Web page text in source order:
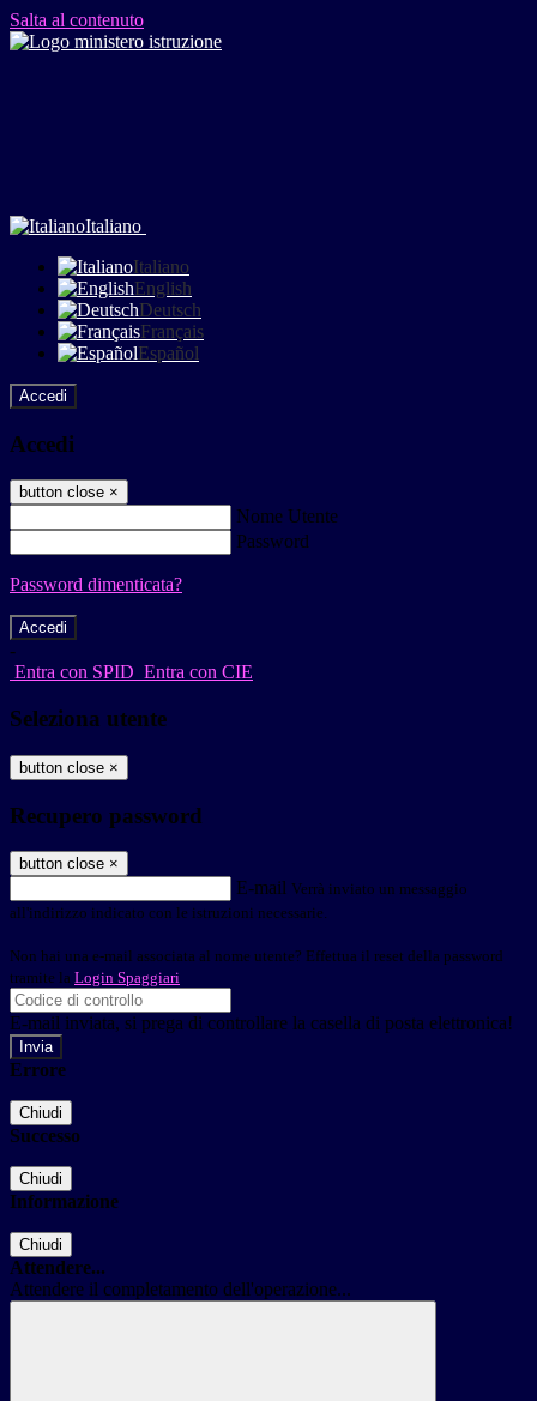
Salta al contenuto
Italiano
Italiano
English
Deutsch
Français
Español
Accedi
Accedi
button close ×
Nome Utente
Password
Password dimenticata?
-
Entra con SPID Entra con CIE
Seleziona utente
button close ×
Recupero password
button close ×
E-mail Verrà inviato un messaggio
all'indirizzo indicato con le istruzioni necessarie.
Non hai una e-mail associata al nome utente? Effettua il reset della password
tramite la Login Spaggiari
E-mail inviata, si prega di controllare la casella di posta elettronica!
Errore
Chiudi
Successo
Chiudi
Informazione
Chiudi
Attendere...
Attendere il completamento dell'operazione...